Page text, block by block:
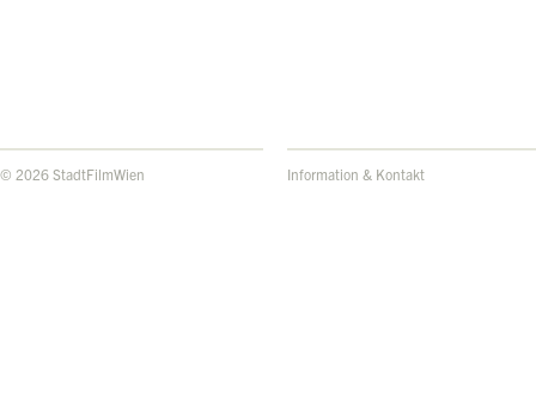
© 2026 StadtFilmWien Information & Kontakt